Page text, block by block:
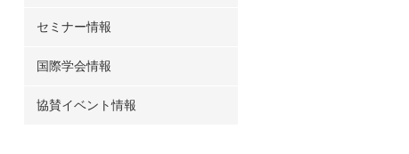
セミナー情報
国際学会情報
協賛イベント情報